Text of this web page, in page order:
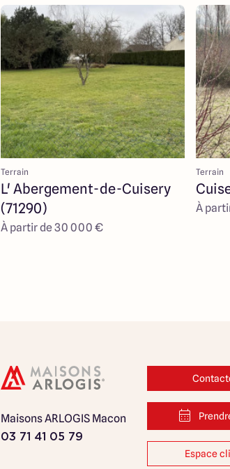
Terrain
L' Abergement-de-Cuisery
(71290)
À partir de 30 000 €
Terrain
À
Maisons ARLOGIS Macon
03 71 41 05 79
Espace